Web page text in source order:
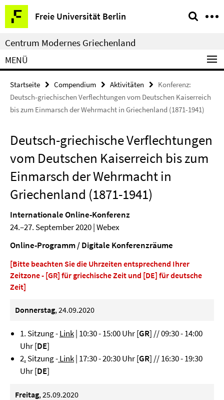
Springe
direkt
zu
Inhalt
Freie Universität Berlin
Service-
Navigation
Centrum Modernes Griechenland
MENÜ
Startseite Compendium Aktivitäten
Konferenz:
Deutsch-griechischen Verflechtungen vom Deutschen Kaiserreich
bis zum Einmarsch der Wehrmacht in Griechenland (1871-1941)
Deutsch-griechische Verflechtungen
vom Deutschen Kaiserreich bis zum
Einmarsch der Wehrmacht in
Griechenland (1871-1941)
Internationale Online-Konferenz
24.–27. September 2020 | Webex
Online-Programm / Digitale Konferenzräume
[Bitte beachten Sie die Uhrzeiten entsprechend Ihrer
Zeitzone - [GR] für griechische Zeit und [DE] für deutsche
Zeit]
Donnerstag, 24.09.2020
1. Sitzung -Link| 10:30 - 15:00 Uhr [GR] // 09:30 - 14:00
Uhr [DE]
2. Sitzung -Link| 17:30 - 20:30 Uhr [GR] // 16:30 - 19:30
Uhr [DE]
Freitag, 25.09.2020